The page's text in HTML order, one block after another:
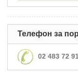
Телефон за
02 483 72 91